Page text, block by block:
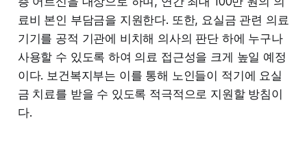
료비 본인 부담금을 지원한다. 또한, 요실금 관련 의료
기기를 공적 기관에 비치해 의사의 판단 하에 누구나
사용할 수 있도록 하여 의료 접근성을 크게 높일 예정
이다. 보건복지부는 이를 통해 노인들이 적기에 요실
금 치료를 받을 수 있도록 적극적으로 지원할 방침이
다.